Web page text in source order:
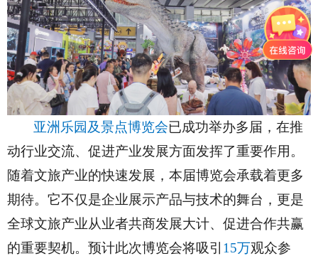
亚洲乐园及景点博览会已成功举办多届，在推
动行业交流、促进产业发展方面发挥了重要作用。
随着文旅产业的快速发展，本届博览会承载着更多
期待。它不仅是企业展示产品与技术的舞台，更是
全球文旅产业从业者共商发展大计、促进合作共赢
的重要契机。预计此次博览会将吸引 15万观众参